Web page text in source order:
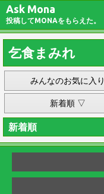
Ask Mona
投稿してMONAをもらえた。
乞食まみれ
みんなのお気に入り
新着順 ▽
新着順